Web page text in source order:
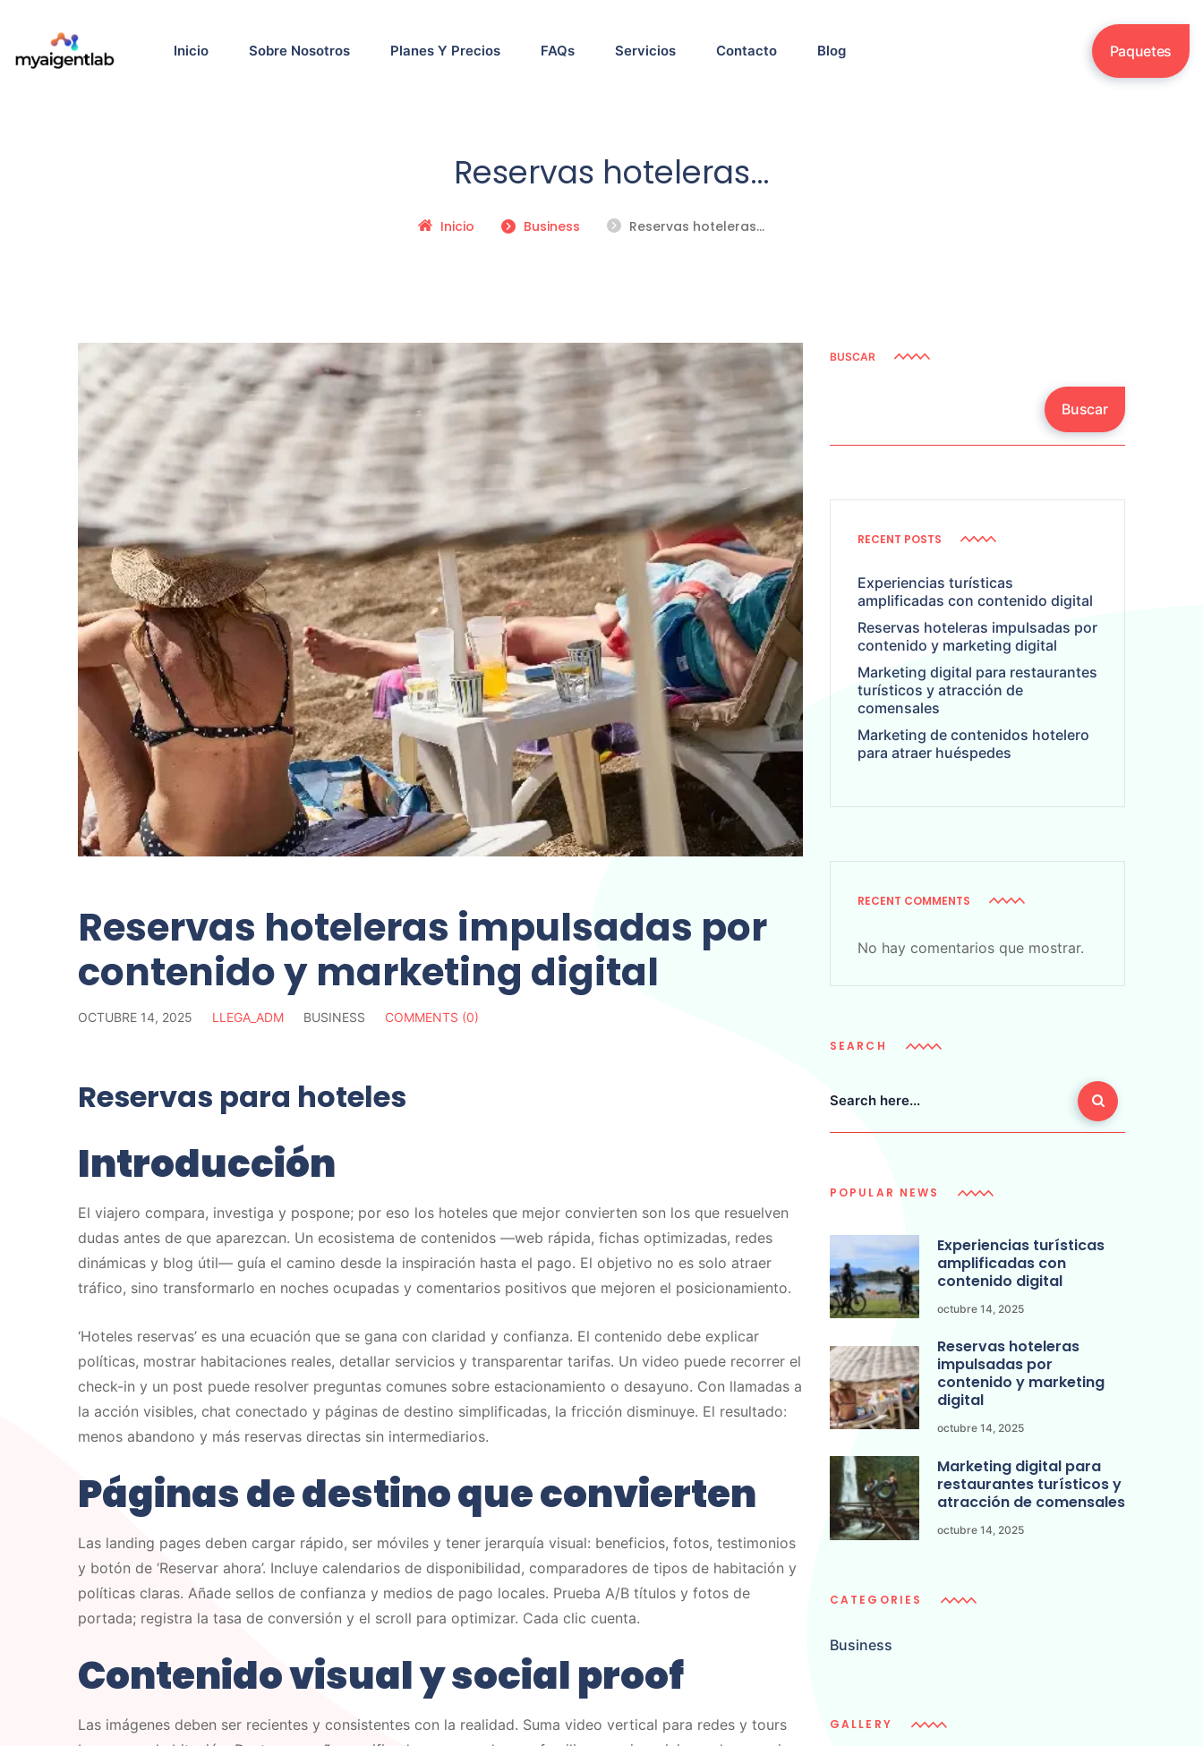
Inicio Sobre Nosotros Planes Y Precios FAQs Servicios Contacto Blog Paquetes
Reservas hoteleras
impulsadas por contenido y
Inicio Business
Reservas hoteleras
Reservas hoteleras impulsadas por
contenido y marketing digital
OCTUBRE 14, 2025 LLEGA_ADM BUSINESS COMMENTS (0)
Reservas para hoteles
Introducción
El viajero compara, investiga y pospone; por eso los hoteles que mejor convierten son los que resuelven
dudas antes de que aparezcan. Un ecosistema de contenidos —web rápida, fichas optimizadas, redes
dinámicas y blog útil— guía el camino desde la inspiración hasta el pago. El objetivo no es solo atraer
tráfico, sino transformarlo en noches ocupadas y comentarios positivos que mejoren el posicionamiento.
‘Hoteles reservas’ es una ecuación que se gana con claridad y confianza. El contenido debe explicar
políticas, mostrar habitaciones reales, detallar servicios y transparentar tarifas. Un video puede recorrer el
check-in y un post puede resolver preguntas comunes sobre estacionamiento o desayuno. Con llamadas a
la acción visibles, chat conectado y páginas de destino simplificadas, la fricción disminuye. El resultado:
menos abandono y más reservas directas sin intermediarios.
Páginas de destino que convierten
Las landing pages deben cargar rápido, ser móviles y tener jerarquía visual: beneficios, fotos, testimonios
y botón de ‘Reservar ahora’. Incluye calendarios de disponibilidad, comparadores de tipos de habitación y
políticas claras. Añade sellos de confianza y medios de pago locales. Prueba A/B títulos y fotos de
portada; registra la tasa de conversión y el scroll para optimizar. Cada clic cuenta.
Contenido visual y social proof
Las imágenes deben ser recientes y consistentes con la realidad. Suma video vertical para redes y tours
BUSCAR
Buscar
RECENT POSTS
Experiencias turísticas
amplificadas con contenido digital
Reservas hoteleras impulsadas por
contenido y marketing digital
Marketing digital para restaurantes
turísticos y atracción de
comensales
Marketing de contenidos hotelero
para atraer huéspedes
RECENT COMMENTS
No hay comentarios que mostrar.
SEARCH
POPULAR NEWS
Experiencias turísticas
amplificadas con
contenido digital
octubre 14, 2025
Reservas hoteleras
impulsadas por
contenido y marketing
digital
octubre 14, 2025
Marketing digital para
restaurantes turísticos y
atracción de comensales
octubre 14, 2025
CATEGORIES
Business
GALLERY